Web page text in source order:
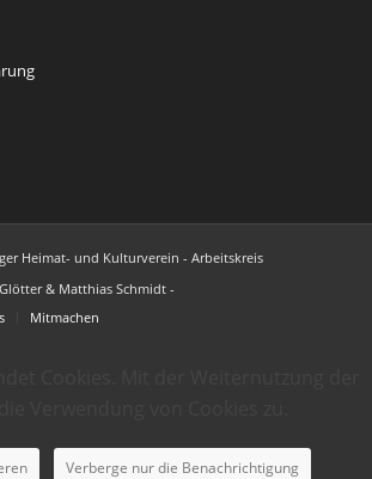
Heimat- und Kulturverein - Arbeitskreis
& Matthias Schmidt -
Mitmachen
Verberge nur die Benachrichtigung